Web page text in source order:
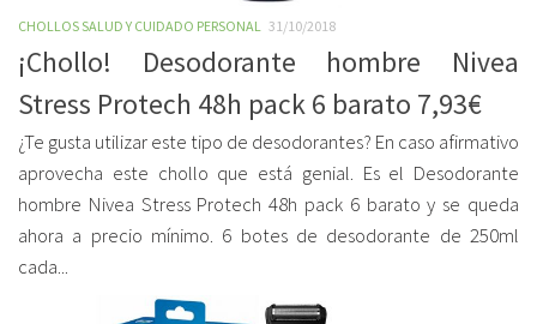
CHOLLOS SALUD Y CUIDADO PERSONAL 31/10/2018
¡Chollo! Desodorante hombre Nivea
Stress Protech 48h pack 6 barato 7,93€
¿Te gusta utilizar este tipo de desodorantes? En caso afirmativo
aprovecha este chollo que está genial. Es el Desodorante
hombre Nivea Stress Protech 48h pack 6 barato y se queda
ahora a precio mínimo. 6 botes de desodorante de 250ml
cada...